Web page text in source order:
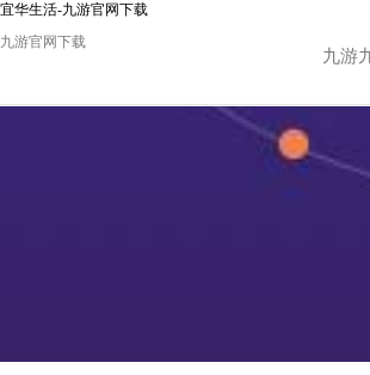
宜华生活-九游官网下载
九游官网下载
九游